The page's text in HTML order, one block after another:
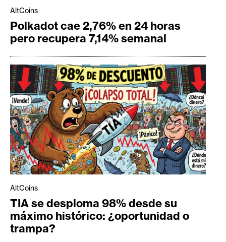
AltCoins
Polkadot cae 2,76% en 24 horas
pero recupera 7,14% semanal
AltCoins
TIA se desploma 98% desde su
máximo histórico: ¿oportunidad o
trampa?